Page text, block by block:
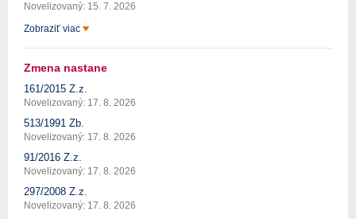
Novelizovaný: 15. 7. 2026
Zobraziť viac
Zmena nastane
161/2015 Z.z.
Novelizovaný: 17. 8. 2026
513/1991 Zb.
Novelizovaný: 17. 8. 2026
91/2016 Z.z.
Novelizovaný: 17. 8. 2026
297/2008 Z.z.
Novelizovaný: 17. 8. 2026